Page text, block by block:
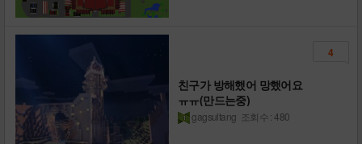
친구가 방해했어 망했어요
ㅠㅠ(만드는중)
gagsultang 조회수 : 480
4